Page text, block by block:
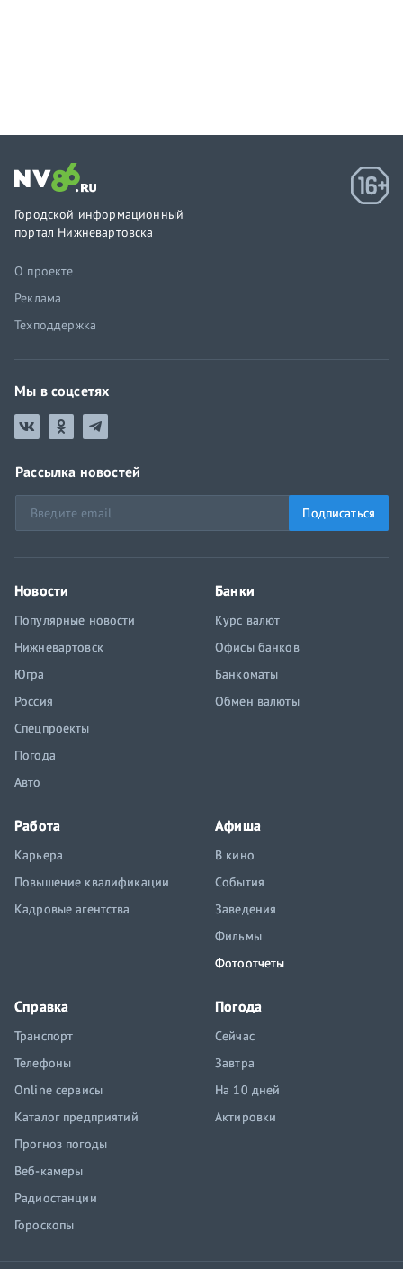
Городской информационный
портал Нижневартовска
О проекте
Реклама
Техподдержка
Мы в соцсетях
Рассылка новостей
Подписаться
Новости
Популярные новости
Нижневартовск
Югра
Россия
Спецпроекты
Погода
Авто
Банки
Курс валют
Офисы банков
Банкоматы
Обмен валюты
Работа
Карьера
Повышение квалификации
Кадровые агентства
Афиша
В кино
События
Заведения
Фильмы
Фотоотчеты
Справка
Транспорт
Телефоны
Online сервисы
Каталог предприятий
Прогноз погоды
Веб-камеры
Радиостанции
Гороскопы
Погода
Сейчас
Завтра
На 10 дней
Актировки